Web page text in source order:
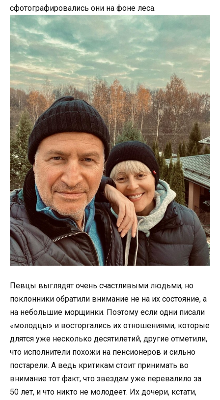
сфотографировались они на фоне леса.
Певцы выглядят очень счастливыми людьми, но
поклонники обратили внимание не на их состояние, а
на небольшие морщинки. Поэтому если одни писали
«молодцы» и восторгались их отношениями, которые
длятся уже несколько десятилетий, другие отметили,
что исполнители похожи на пенсионеров и сильно
постарели. А ведь критикам стоит принимать во
внимание тот факт, что звездам уже перевалило за
50 лет, и что никто не молодеет. Их дочери, кстати,